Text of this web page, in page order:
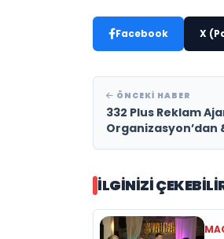
Facebook X
ÖNCEKI HABER
332 Plus Reklam
Organizasyon’dan
İLGINIZI